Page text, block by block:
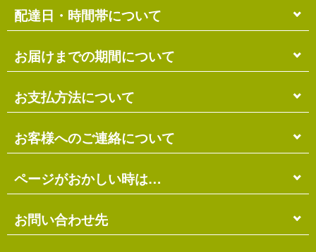
単品のみの場合
各商品に記載の送料となります。
複数商品の場合
ます。
送料には梱包料も含まれています。
※ショッピングカートの仕組み上、送料が正しく計算
されない場合があります。
※商品の組み合わせによっては別梱包となり、送料が
別途必要となる場合があります。
※上記の際は、自動返信メール以降に改めて正しい送
料をお知らせします。
配達日・時間帯について
配達日・配達時間帯のご指定は出来ません。
お届け先に投函される「ご不在連絡票」より再配達希
望日・時間帯のご指定が可能ですので、こちらをご利
用ください。
お届けまでの期間について
在庫がある場合
ご注文確認日より3営業日以内の発送となります。
離島の場合、上記以上にお時間がかかる場合がありま
す。
品発送予定」メールにてご確認ください。
在庫切れの場合
別途、納期のご連絡をさせていただきます。
お支払方法について
代金引換（＋400円）
商品配送時に配送員にお支払い下さい。
銀行振込（先払い）
口座は琉球銀行のみ
※ゆうちょ銀行でのお取り扱いは出来ません
お客様へのご連絡について
受注・確認・発送・修理など
各発生日より2営業日以内にメール・お電話にてご連
※定休日にはご連絡を行っておりません。予めご了承
ください。
ページがおかしい時は…
当店のホームページは店主がHTMLとCSSを手打ちで
作ったページのため…
お問い合わせ先